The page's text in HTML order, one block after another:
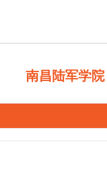
南昌陆军学院